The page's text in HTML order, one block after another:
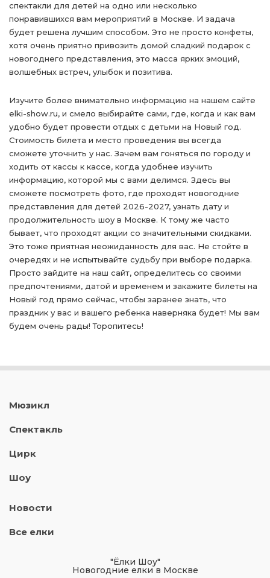
спектакли для детей на одно или несколько
понравившихся вам мероприятий в Москве. И задача
будет решена лучшим способом. Это не просто конфеты,
хотя очень приятно привозить домой сладкий подарок с
новогоднего представления, это масса ярких эмоций,
волшебных встреч, улыбок и позитива.
Изучите более внимательно информацию на нашем сайте
elki-show.ru, и смело выбирайте сами, где, когда и как вам
удобно будет провести отдых с детьми на Новый год.
Стоимость билета и место проведения вы всегда
сможете уточнить у нас. Зачем вам гоняться по городу и
ходить от кассы к кассе, когда удобнее изучить
информацию, которой мы с вами делимся. Здесь вы
сможете посмотреть фото, где проходят новогодние
представления для детей 2026-2027, узнать дату и
продолжительность шоу в Москве. К тому же часто
бывает, что проходят акции со значительными скидками.
Это тоже приятная неожиданность для вас. Не стойте в
очередях и не испытывайте судьбу при выборе подарка.
Просто зайдите на наш сайт, определитесь со своими
предпочтениями, датой и временем и закажите билеты на
Новый год прямо сейчас, чтобы заранее знать, что
праздник у вас и вашего ребенка наверняка будет! Мы вам
будем очень рады! Торопитесь!
Мюзикл
Спектакль
Цирк
Шоу
Новости
Все елки
"Ёлки Шоу"
Новогодние елки в Москве